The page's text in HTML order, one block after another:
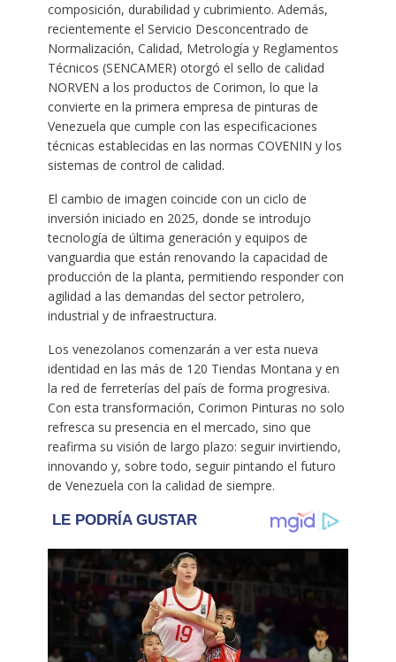
composición, durabilidad y cubrimiento. Además,
recientemente el Servicio Desconcentrado de
Normalización, Calidad, Metrología y Reglamentos
Técnicos (SENCAMER) otorgó el sello de calidad
NORVEN a los productos de Corimon, lo que la
convierte en la primera empresa de pinturas de
Venezuela que cumple con las especificaciones
técnicas establecidas en las normas COVENIN y los
sistemas de control de calidad.
El cambio de imagen coincide con un ciclo de
inversión iniciado en 2025, donde se introdujo
tecnología de última generación y equipos de
vanguardia que están renovando la capacidad de
producción de la planta, permitiendo responder con
agilidad a las demandas del sector petrolero,
industrial y de infraestructura.
Los venezolanos comenzarán a ver esta nueva
identidad en las más de 120 Tiendas Montana y en
la red de ferreterías del país de forma progresiva.
Con esta transformación, Corimon Pinturas no solo
refresca su presencia en el mercado, sino que
reafirma su visión de largo plazo: seguir invirtiendo,
innovando y, sobre todo, seguir pintando el futuro
de Venezuela con la calidad de siempre.